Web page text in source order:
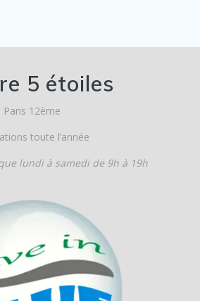
5 étoiles
Paris 12ème
toute l’année
lundi à samedi de 9h à 19h